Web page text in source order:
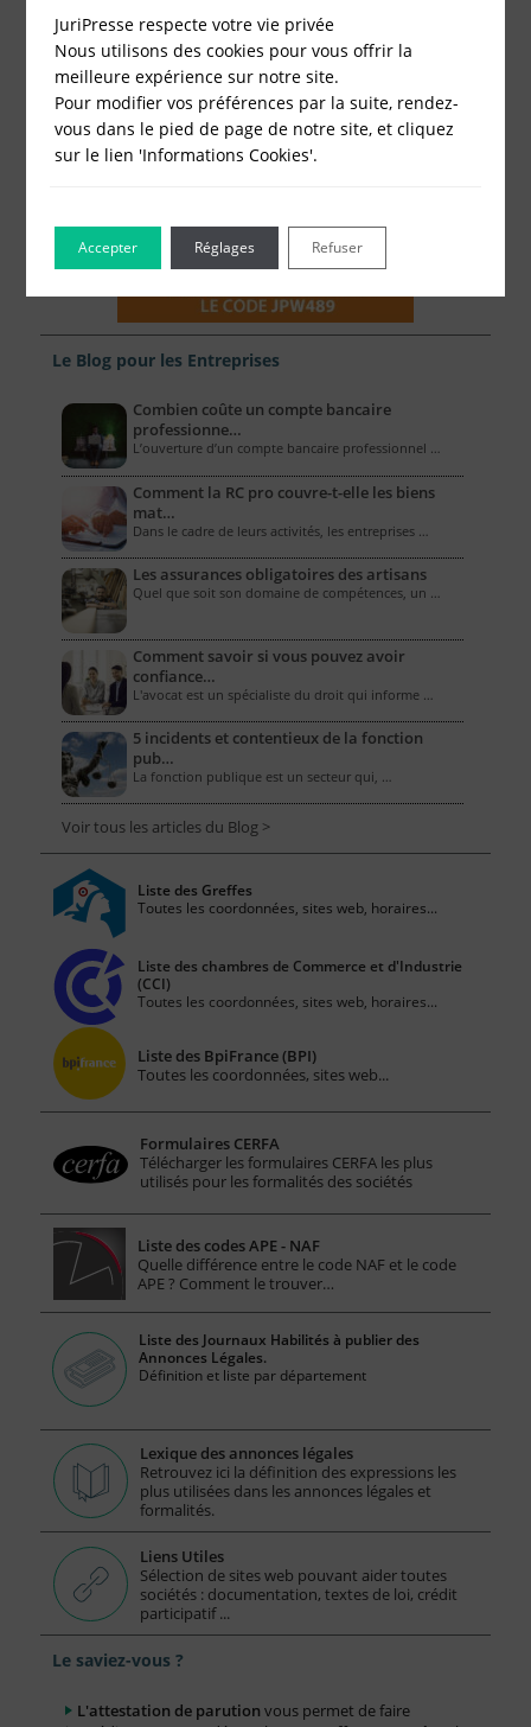
Le Blog pour les Entreprises
Combien coûte un compte bancaire
professionne…
L’ouverture d’un compte bancaire professionnel …
Comment la RC pro couvre-t-elle les biens
mat…
Dans le cadre de leurs activités, les entreprises …
Les assurances obligatoires des artisans
Quel que soit son domaine de compétences, un …
Comment savoir si vous pouvez avoir
confiance…
L'avocat est un spécialiste du droit qui informe …
5 incidents et contentieux de la fonction
pub…
La fonction publique est un secteur qui, …
Voir tous les articles du Blog >
Liste des Greffes
Toutes les coordonnées, sites web, horaires...
Liste des chambres de Commerce et d'Industrie
(CCI)
Toutes les coordonnées, sites web, horaires...
Liste des BpiFrance (BPI)
Toutes les coordonnées, sites web...
Formulaires CERFA
Télécharger les formulaires CERFA les plus
utilisés pour les formalités des sociétés
Liste des codes APE - NAF
Quelle différence entre le code NAF et le code
APE ? Comment le trouver…
Liste des Journaux Habilités à publier des
Annonces Légales.
Définition et liste par département
Lexique des annonces légales
Retrouvez ici la définition des expressions les
plus utilisées dans les annonces légales et
formalités.
Liens Utiles
Sélection de sites web pouvant aider toutes
sociétés : documentation, textes de loi, crédit
participatif ...
Le saviez-vous ?
L'attestation de parution vous permet de faire
JuriPresse respecte votre vie privée
Nous utilisons des cookies pour vous offrir la
meilleure expérience sur notre site.
Pour modifier vos préférences par la suite, rendez-
vous dans le pied de page de notre site, et cliquez
sur le lien 'Informations Cookies'.
Accepter Refuser
Réglages